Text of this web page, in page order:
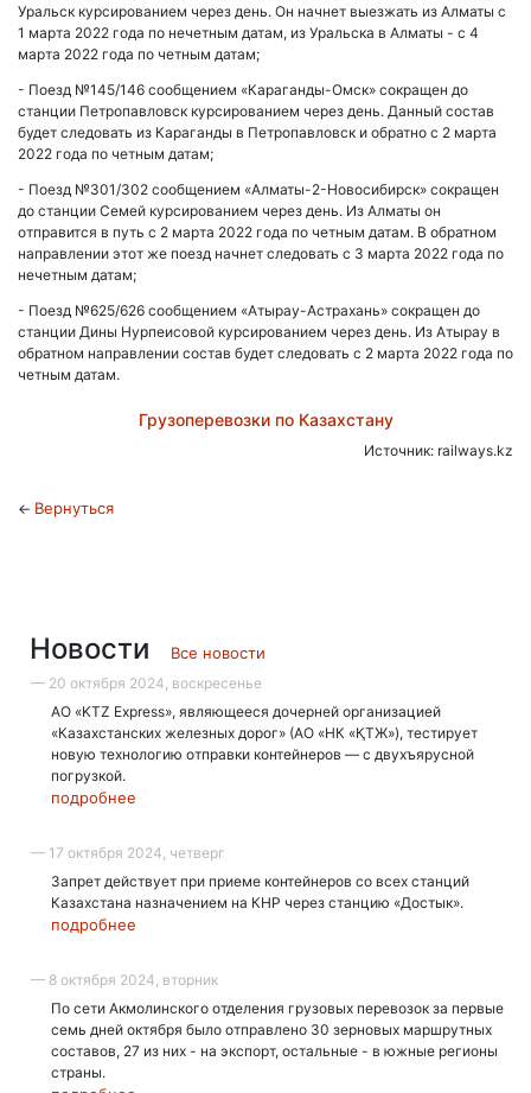
Новости Все новости
— 20 октября 2024, воскресенье
АО «KTZ Express», являющееся дочерней организацией
«Казахстанских железных дорог» (АО «НК «ҚТЖ»), тестирует
новую технологию отправки контейнеров — с двухъярусной
погрузкой.
подробнее
— 17 октября 2024, четверг
Запрет действует при приеме контейнеров со всех станций
Казахстана назначением на КНР через станцию «Достык».
подробнее
— 8 октября 2024, вторник
По сети Акмолинского отделения грузовых перевозок за первые
семь дней октября было отправлено 30 зерновых маршрутных
составов, 27 из них - на экспорт, остальные - в южные регионы
страны.
Уральск курсированием через день. Он начнет выезжать из Алматы с
1 марта 2022 года по нечетным датам, из Уральска в Алматы - с 4
марта 2022 года по четным датам;
- Поезд №145/146 сообщением «Караганды-Омск» сокращен до
станции Петропавловск курсированием через день. Данный состав
будет следовать из Караганды в Петропавловск и обратно с 2 марта
2022 года по четным датам;
- Поезд №301/302 сообщением «Алматы-2-Новосибирск» сокращен
до станции Семей курсированием через день. Из Алматы он
отправится в путь с 2 марта 2022 года по четным датам. В обратном
направлении этот же поезд начнет следовать с 3 марта 2022 года по
нечетным датам;
- Поезд №625/626 сообщением «Атырау-Астрахань» сокращен до
станции Дины Нурпеисовой курсированием через день. Из Атырау в
обратном направлении состав будет следовать с 2 марта 2022 года по
четным датам.
Грузоперевозки по Казахстану
Источник: railways.kz
← Вернуться